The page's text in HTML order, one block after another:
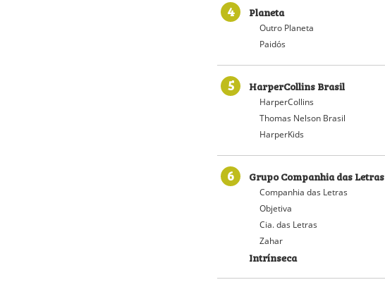
4 Planeta
Outro Planeta
Paidós
5 HarperCollins Brasil
HarperCollins
Thomas Nelson Brasil
HarperKids
6 Grupo Companhia das Letras
Companhia das Letras
Objetiva
Cia. das Letras
Zahar
Intrínseca